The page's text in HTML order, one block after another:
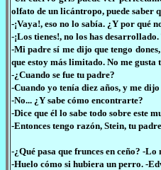
olfato de un licántropo, puede saber
-¡Vaya!, eso no lo sabía. ¿Y por qué
-¡Los tienes!, no los has
-Mi padre sí me dijo que tengo
que estoy más limitado. No me gusta
-¿Cuando se fue tu padre?
-Cuando yo tenía diez años, y me
-No... ¿Y sabe cómo encontrarte?
-Dice que él lo sabe todo sobre este
-Entonces tengo razón, Stein, tu
-¿Qué pasa que frunces en ceño? -Lo
-Huelo cómo si hubiera un perro. -